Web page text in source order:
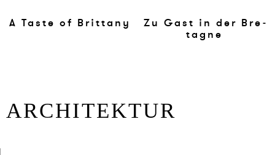
A Ta­ste of Brit­ta­ny
Zu Gast in der Bre­
ta­gne
AR­CHI­TEK­TUR